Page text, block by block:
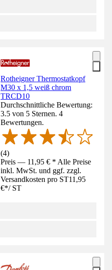
Rotheigner Thermostatkopf
M30 x 1,5 weiß chrom
TRCD10
Durchschnittliche Bewertung:
3.5 von 5 Sternen. 4
Bewertungen.
(4)
Preis — 11,95 € * Alle Preise
inkl. MwSt. und ggf. zzgl.
Versandkosten pro ST11,95
€*/ ST